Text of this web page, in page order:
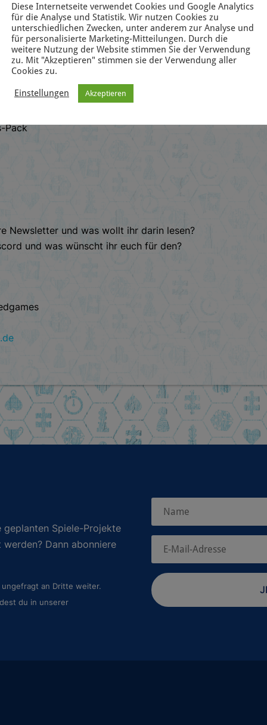
Pack
Newsletter und was wollt ihr darin lesen?
und was wünscht ihr euch für den?
Spiele-Projekte
Dann abonniere
an Dritte weiter.
du in unserer
Diese Internetseite verwendet Cookies und Google Analytics
für die Analyse und Statistik. Wir nutzen Cookies zu
unterschiedlichen Zwecken, unter anderem zur Analyse und
für personalisierte Marketing-Mitteilungen. Durch die
weitere Nutzung der Website stimmen Sie der Verwendung
zu. Mit "Akzeptieren" stimmen sie der Verwendung aller
Cookies zu.
Einstellungen Akzeptieren